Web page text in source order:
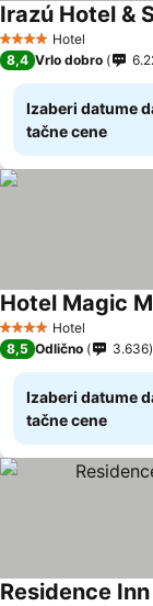
4 ZvezdiceHotel
Irazú Hotel &
8,4 Vrlo dobro
Izaberi datume
tačne cene
4 ZvezdiceHotel
Hotel Magic
8,5 Odlično 3.636
Izaberi datume
tačne cene
Residence